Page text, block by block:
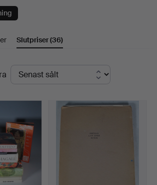
Slutpriser(36)